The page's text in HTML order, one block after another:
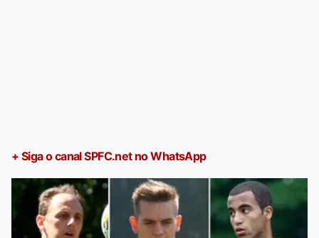
+ Siga o canal SPFC.net no WhatsApp